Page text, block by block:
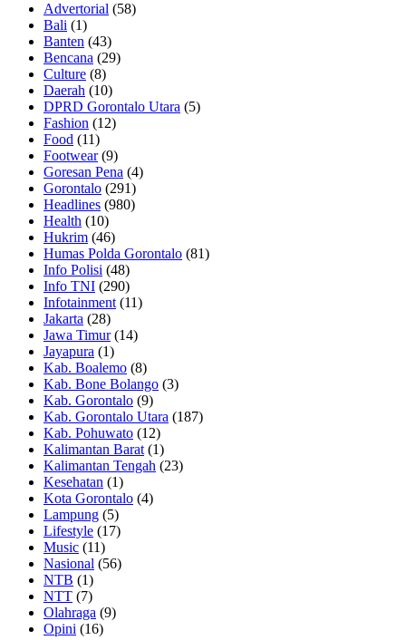
Advertorial (58)
Bali (1)
Banten (43)
Bencana (29)
Culture (8)
Daerah (10)
DPRD Gorontalo Utara (5)
Fashion (12)
Food (11)
Footwear(9)
Goresan Pena (4)
Gorontalo (291)
Headlines (980)
Health (10)
Hukrim (46)
Humas Polda Gorontalo (81)
Info Polisi (48)
Info TNI (290)
Infotainment(11)
Jakarta (28)
Jawa Timur(14)
Jayapura (1)
Kab. Boalemo (8)
Kab. Bone Bolango (3)
Kab. Gorontalo (9)
Kab. Gorontalo Utara (187)
Kab. Pohuwato (12)
Kalimantan Barat(1)
Kalimantan Tengah (23)
Kesehatan (1)
Kota Gorontalo (4)
Lampung (5)
Lifestyle (17)
Music (11)
Nasional (56)
NTB (1)
NTT (7)
Olahraga (9)
Opini (16)